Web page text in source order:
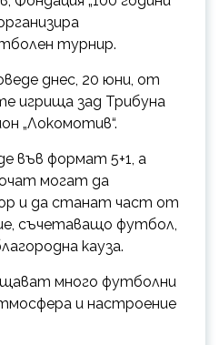
турнир.
днес, 20 юни, от
игрища зад Трибуна
„Локомотив“.
във формат 5+1, а
могат да
и да станат част от
съчетаващо футбол,
кауза.
много футболни
и настроение